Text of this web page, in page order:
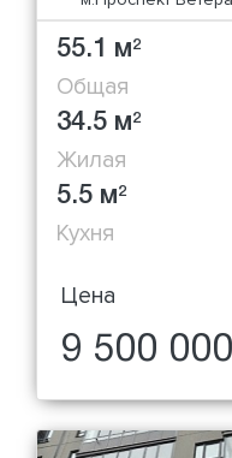
55.1 м2
Общая
34.5 м2
Жилая
5.5 м2
Кухня
Цена
9 500